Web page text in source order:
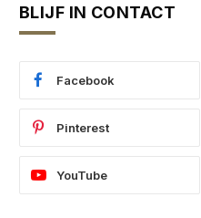
BLIJF IN CONTACT
Facebook
Pinterest
YouTube